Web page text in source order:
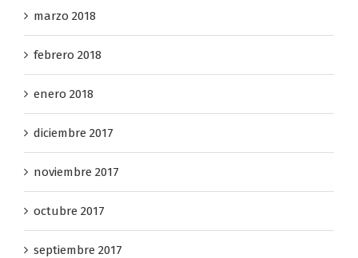
marzo 2018
febrero 2018
enero 2018
diciembre 2017
noviembre 2017
octubre 2017
septiembre 2017